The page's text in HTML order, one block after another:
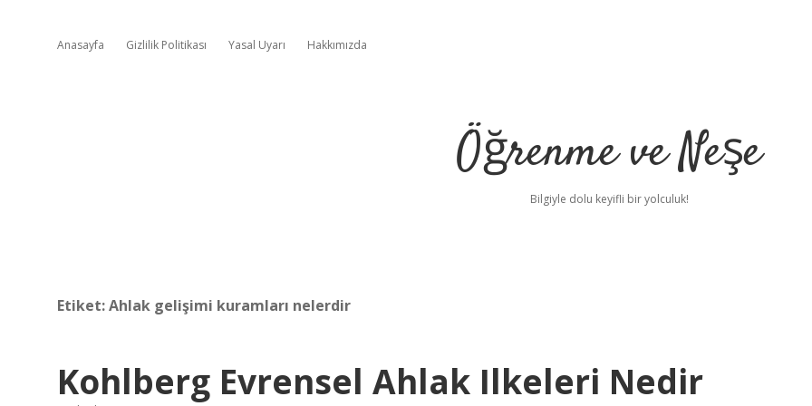
Anasayfa Gizlilik Politikası Yasal Uyarı Hakkımızda
Öğrenme ve Neşe
Bilgiyle dolu keyifli bir yolculuk!
Etiket:Ahlak gelişimi kuramları nelerdir
Kohlberg Evrensel Ahlak Ilkeleri Nedir